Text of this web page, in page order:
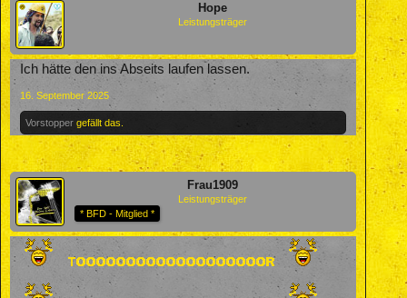
Hope
Leistungsträger
Ich hätte den ins Abseits laufen lassen.
16. September 2025
Vorstopper gefällt das.
Frau1909
Leistungsträger
* BFD - Mitglied *